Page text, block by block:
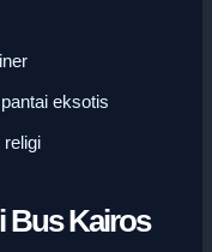
eksotis
religi
Bus Kairos